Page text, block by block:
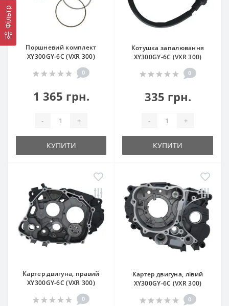
Фільтр
Поршневий комплект
XY300GY-6C (VXR 300)
0
1 365 грн.
- +
КУПИТИ
Котушка запалювання
XY300GY-6C (VXR 300)
0
335 грн.
- +
КУПИТИ
Картер двигуна, правий
XY300GY-6C (VXR 300)
0
Картер двигуна, лівий
XY300GY-6C (VXR 300)
0